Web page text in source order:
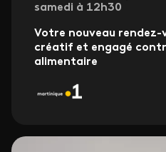
samedi à 12h30
Votre nouveau rendez-
créatif et engagé
alimentaire